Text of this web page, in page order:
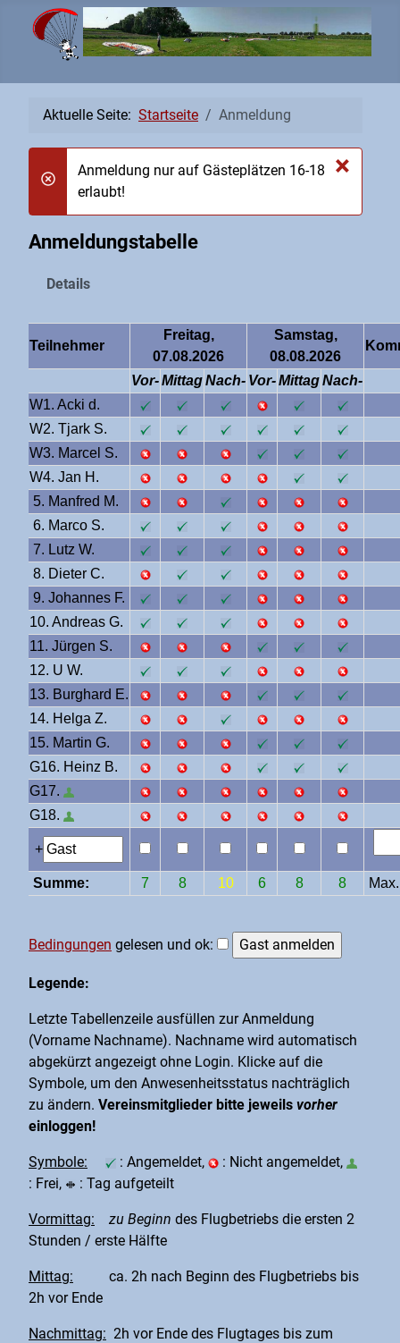
Aktuelle Seite: Startseite Anmeldung
×
danger
Anmeldung nur auf Gästeplätzen 16-18
erlaubt!
Anmeldungstabelle
Details
Teilnehmer
Freitag,
07.08.2026
Samstag,
08.08.2026
Vor-MittagNach- Vor-MittagNach-
W1. Acki d.
W2. Tjark S.
W3. Marcel S.
W4. Jan H.
5. Manfred M.
6. Marco S.
7. Lutz W.
8. Dieter C.
9. Johannes F.
10. Andreas G.
11. Jürgen S.
12. U W.
13. Burghard E.
14. Helga Z.
15. Martin G.
G16. Heinz B.
G17.
G18.
+
Summe: 7 8 10 6 8 8
Bedingungen gelesen und ok:
Legende:
Letzte Tabellenzeile ausfüllen zur Anmeldung
(Vorname Nachname). Nachname wird automatisch
abgekürzt angezeigt ohne Login. Klicke auf die
Symbole, um den Anwesenheitsstatus nachträglich
zu ändern. Vereinsmitglieder bitte jeweils vorher
einloggen!
Symbole: : Angemeldet,
: Nicht angemeldet,
: Frei,
: Tag aufgeteilt
Vormittag: zu Beginn des Flugbetriebs die ersten 2
Stunden / erste Hälfte
Mittag: ca. 2h nach Beginn des Flugbetriebs bis
2h vor Ende
Nachmittag: 2h vor Ende des Flugtages bis zum